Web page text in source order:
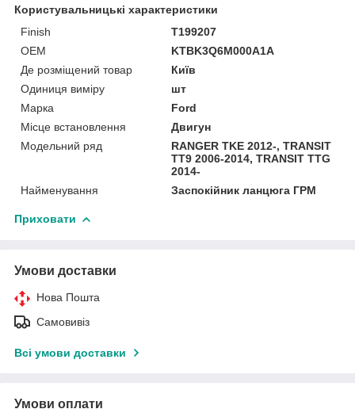
Користувальницькі характеристики
Finish
T199207
OEM
KTBK3Q6M000A1A
Де розміщений товар
Київ
Одиниця виміру
шт
Марка
Ford
Місце встановлення
Двигун
Модельний ряд
RANGER TKE 2012-, TRANSIT
TT9 2006-2014, TRANSIT TTG
2014-
Найменування
Заспокійник ланцюга ГРМ
Приховати
Умови доставки
Нова Пошта
Самовивіз
Всі умови доставки
Умови оплати